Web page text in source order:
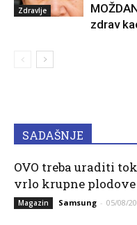
Zdravlje
zdrav
SADAŠNJE
OVO treba uraditi
vrlo krupne
Magazin Samsung - 05/08/